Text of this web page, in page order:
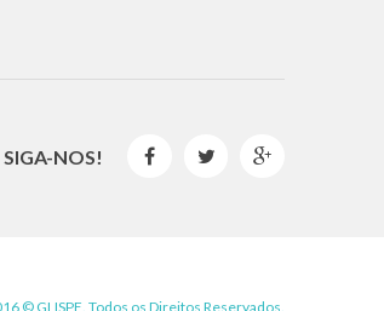
SIGA-NOS!   
© GLISPE. Todos os Direitos Reservados.